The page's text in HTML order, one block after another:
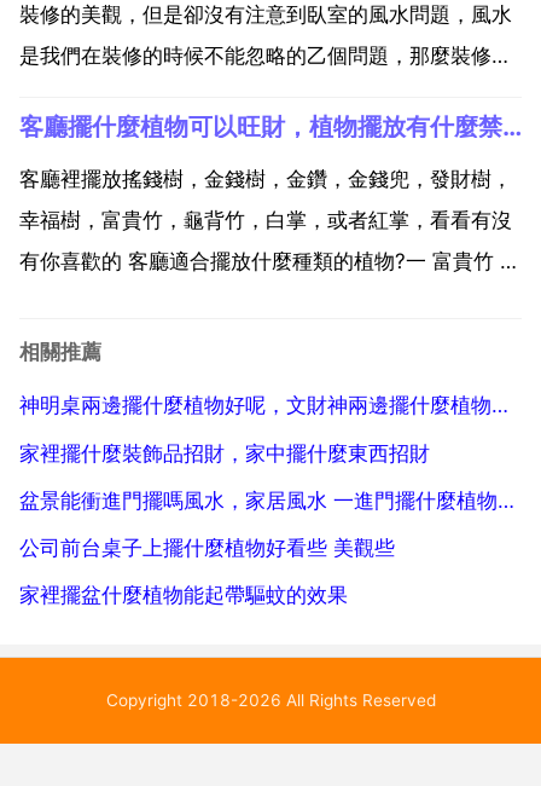
裝修的美觀，但是卻沒有注意到臥室的風水問題，風水
是我們在裝修的時候不能忽略的乙個問題，那麼裝修臥
呢？臥室是我們睡覺的地方，不是隨便裝修就可以的，
很多的業主就是由於臥室的布置不得當，導致了整個家
庭的氣韻不暢...
客廳擺什麼植物可以旺財，植物擺放有什麼禁忌
客廳裡擺放搖錢樹，金錢樹，金鑽，金錢兜，發財樹，
幸福樹，富貴竹，龜背竹，白掌，或者紅掌，看看有沒
有你喜歡的 客廳適合擺放什麼種類的植物?一 富貴竹 二
富貴竹 富貴竹又稱萬年竹，其葉片濃綠色，長勢旺，栽
相關推薦
神明桌兩邊擺什麼植物好呢，文財神兩邊擺什麼植物最好
家裡擺什麼裝飾品招財，家中擺什麼東西招財
盆景能衝進門擺嗎風水，家居風水 一進門擺什麼植物最好
公司前台桌子上擺什麼植物好看些 美觀些
家裡擺盆什麼植物能起帶驅蚊的效果
Copyright 2018-2026 All Rights Reserved